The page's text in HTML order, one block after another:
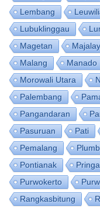
Lembang
Lubuklinggau
Magetan
Malang
Manado
Morowali Utara
Palembang
Pangandaran
Pasuruan
Pati
Pemalang
Pontianak
Purwokerto
Rangkasbitung